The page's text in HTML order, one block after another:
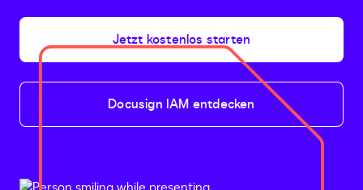
Jetzt kostenlos starten
Docusign IAM entdecken